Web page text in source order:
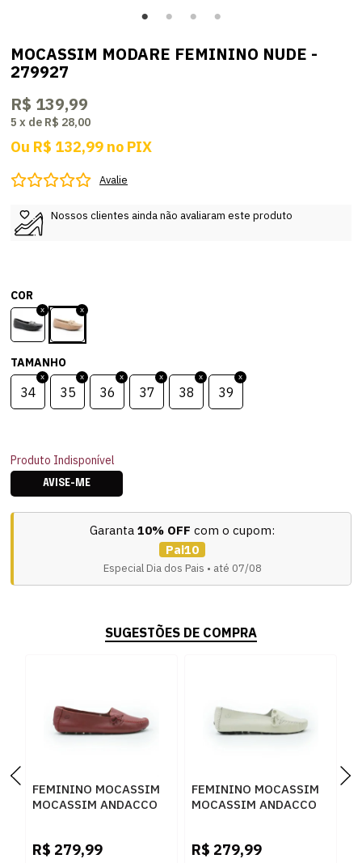
MOCASSIM MODARE FEMININO NUDE -
279927
R$ 139,99
5 x de R$ 28,00
Ou R$ 132,99 no PIX
Avalie
Nossos clientes ainda não avaliaram este produto
COR
TAMANHO
34 35 36 37 38 39
Produto Indisponível
AVISE-ME
Garanta 10% OFF com o cupom:
Pai10
Especial Dia dos Pais • até 07/08
SUGESTÕES DE COMPRA
FEMININO MOCASSIM
MOCASSIM ANDACCO
R$ 279,99
FEMININO MOCASSIM
MOCASSIM ANDACCO
R$ 279,99